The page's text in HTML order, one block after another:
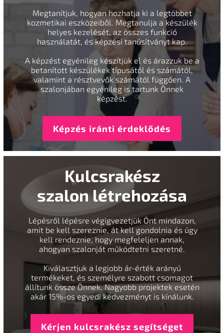
Megtanítjuk, hogyan hozhatja ki a legtöbbet
kozmetikai eszközeiből. Megtanulja a készülék
helyes kezelését, az összes funkció
használatát, és képzési tanúsítványt kap.
A képzést egyénileg készítjük el és árazzuk be a
betanított készülékek típusától és számától,
valamint a résztvevők számától függően. A
szalonjában egyénileg is tartunk Önnek
képzést.
Képzés iránti érdeklődés
Kulcsrakész
szalon létrehozása
Lépésről lépésre végigvezetjük Önt mindazon,
amit be kell szereznie, át kell gondolnia és úgy
kell rendeznie, hogy megfeleljen annak,
ahogyan szalonját működtetni szeretné.
Kiválasztjuk a legjobb ár-érték arányú
termékeket, és személyre szabott csomagot
állítunk össze Önnek. Nagyobb projektek esetén
akár 15%-os egyedi kedvezményt is kínálunk.
Kérjen kulcsrakész segítséget